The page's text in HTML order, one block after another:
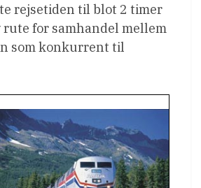
rejsetiden til blot 2 timer
rute for samhandel mellem
som konkurrent til